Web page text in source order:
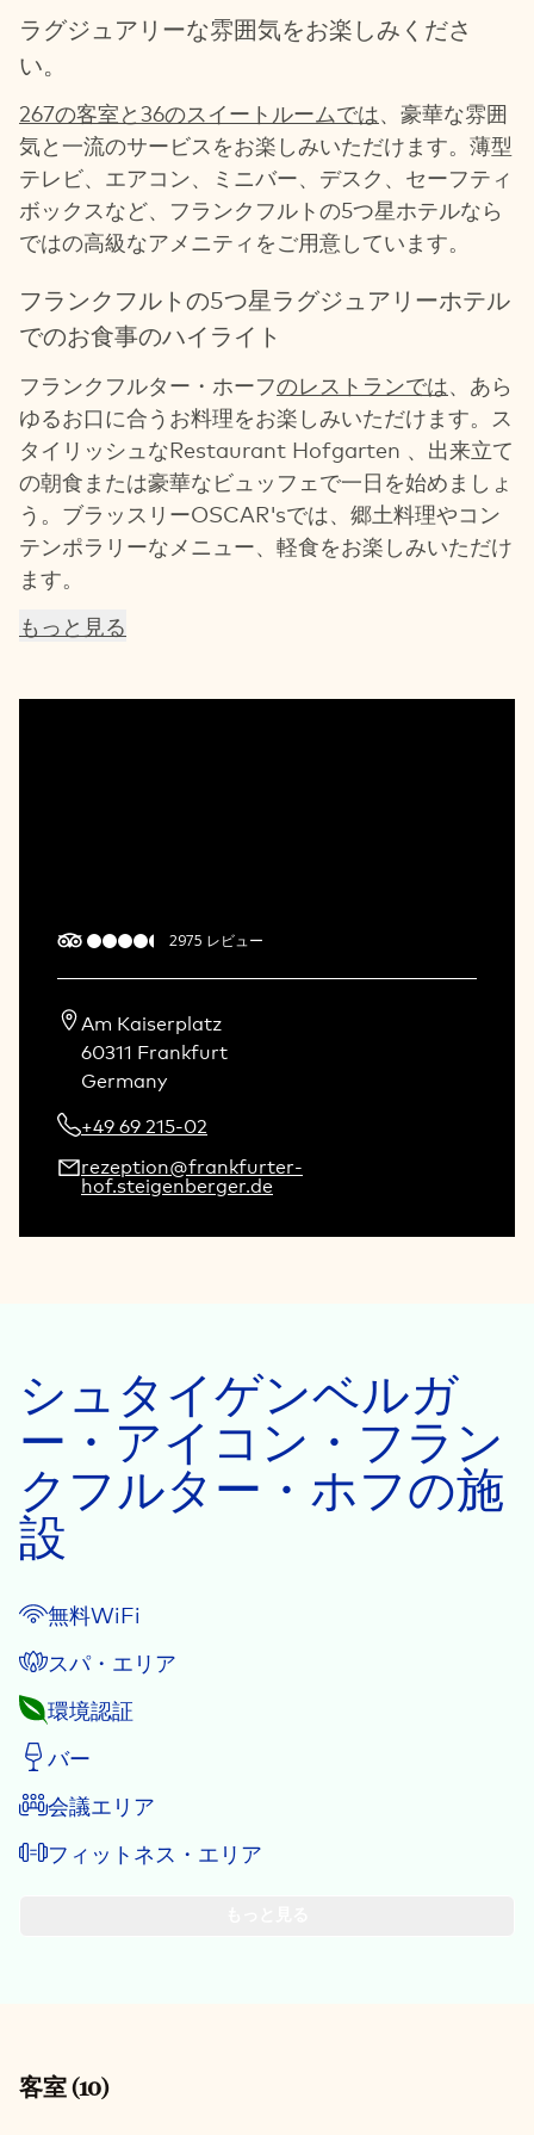
ラグジュアリーな雰囲気をお楽しみくださ
い。
267の客室と36のスイートルームでは、豪華な雰囲
気と一流のサービスをお楽しみいただけます。薄型
テレビ、エアコン、ミニバー、デスク、セーフティ
ボックスなど、フランクフルトの5つ星ホテルなら
ではの高級なアメニティをご用意しています。
フランクフルトの5つ星ラグジュアリーホテル
でのお食事のハイライト
フランクフルター・ホーフのレストランでは、あら
ゆるお口に合うお料理をお楽しみいただけます。ス
タイリッシュなRestaurant Hofgarten 、出来立て
の朝食または豪華なビュッフェで一日を始めましょ
う。ブラッスリーOSCAR'sでは、郷土料理やコン
テンポラリーなメニュー、軽食をお楽しみいただけ
ます。
もっと見る
2975 レビュー
Am Kaiserplatz
60311 Frankfurt
Germany
+49 69 215-02
rezeption@frankfurter-
hof.steigenberger.de
シュタイゲンベルガ
ー・アイコン・フラン
クフルター・ホフの施
設
無料WiFi
スパ・エリア
環境認証
バー
会議エリア
フィットネス・エリア
客室(10)